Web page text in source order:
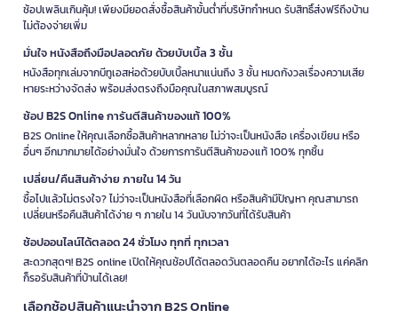
ช้อปเพลินเกินคุ้ม! เพียงมียอดสั่งซื้อสินค้าขั้นต่ำที่บริษัทกำหนด รับสิทธิ์ส่งฟรีถึงบ้าน
ไม่ต้องจ่ายเพิ่ม
มั่นใจ หนังสือถึงมือปลอดภัย ด้วยบับเบิ้ล 3 ชั้น
หนังสือทุกเล่มจากบีทูเอสห่อด้วยบับเบิ้ลหนาแน่นถึง 3 ชั้น หมดกังวลเรื่องความเสีย
หายระหว่างจัดส่ง พร้อมส่งตรงถึงมือคุณในสภาพสมบูรณ์
ช้อป B2S Online การันตีสินค้าของแท้ 100%
B2S Online ให้คุณเลือกซื้อสินค้าหลากหลาย ไม่ว่าจะเป็นหนังสือ เครื่องเขียน หรือ
อื่นๆ อีกมากมายได้อย่างมั่นใจ ด้วยการการันตีสินค้าของแท้ 100% ทุกชิ้น
เปลี่ยน/คืนสินค้าง่าย ภายใน 14 วัน
ซื้อไปแล้วไม่ตรงใจ? ไม่ว่าจะเป็นหนังสือที่เลือกผิด หรือสินค้ามีปัญหา คุณสามารถ
เปลี่ยนหรือคืนสินค้าได้ง่าย ๆ ภายใน 14 วันนับจากวันที่ได้รับสินค้า
ช้อปออนไลน์ได้ตลอด 24 ชั่วโมง ทุกที่ ทุกเวลา
สะดวกสุดๆ! B2S online เปิดให้คุณช้อปได้ตลอดวันตลอดคืน อยากได้อะไร แค่คลิก
ก็รอรับสินค้าที่บ้านได้เลย!
เลือกช้อปสินค้าแนะนำจาก B2S Online